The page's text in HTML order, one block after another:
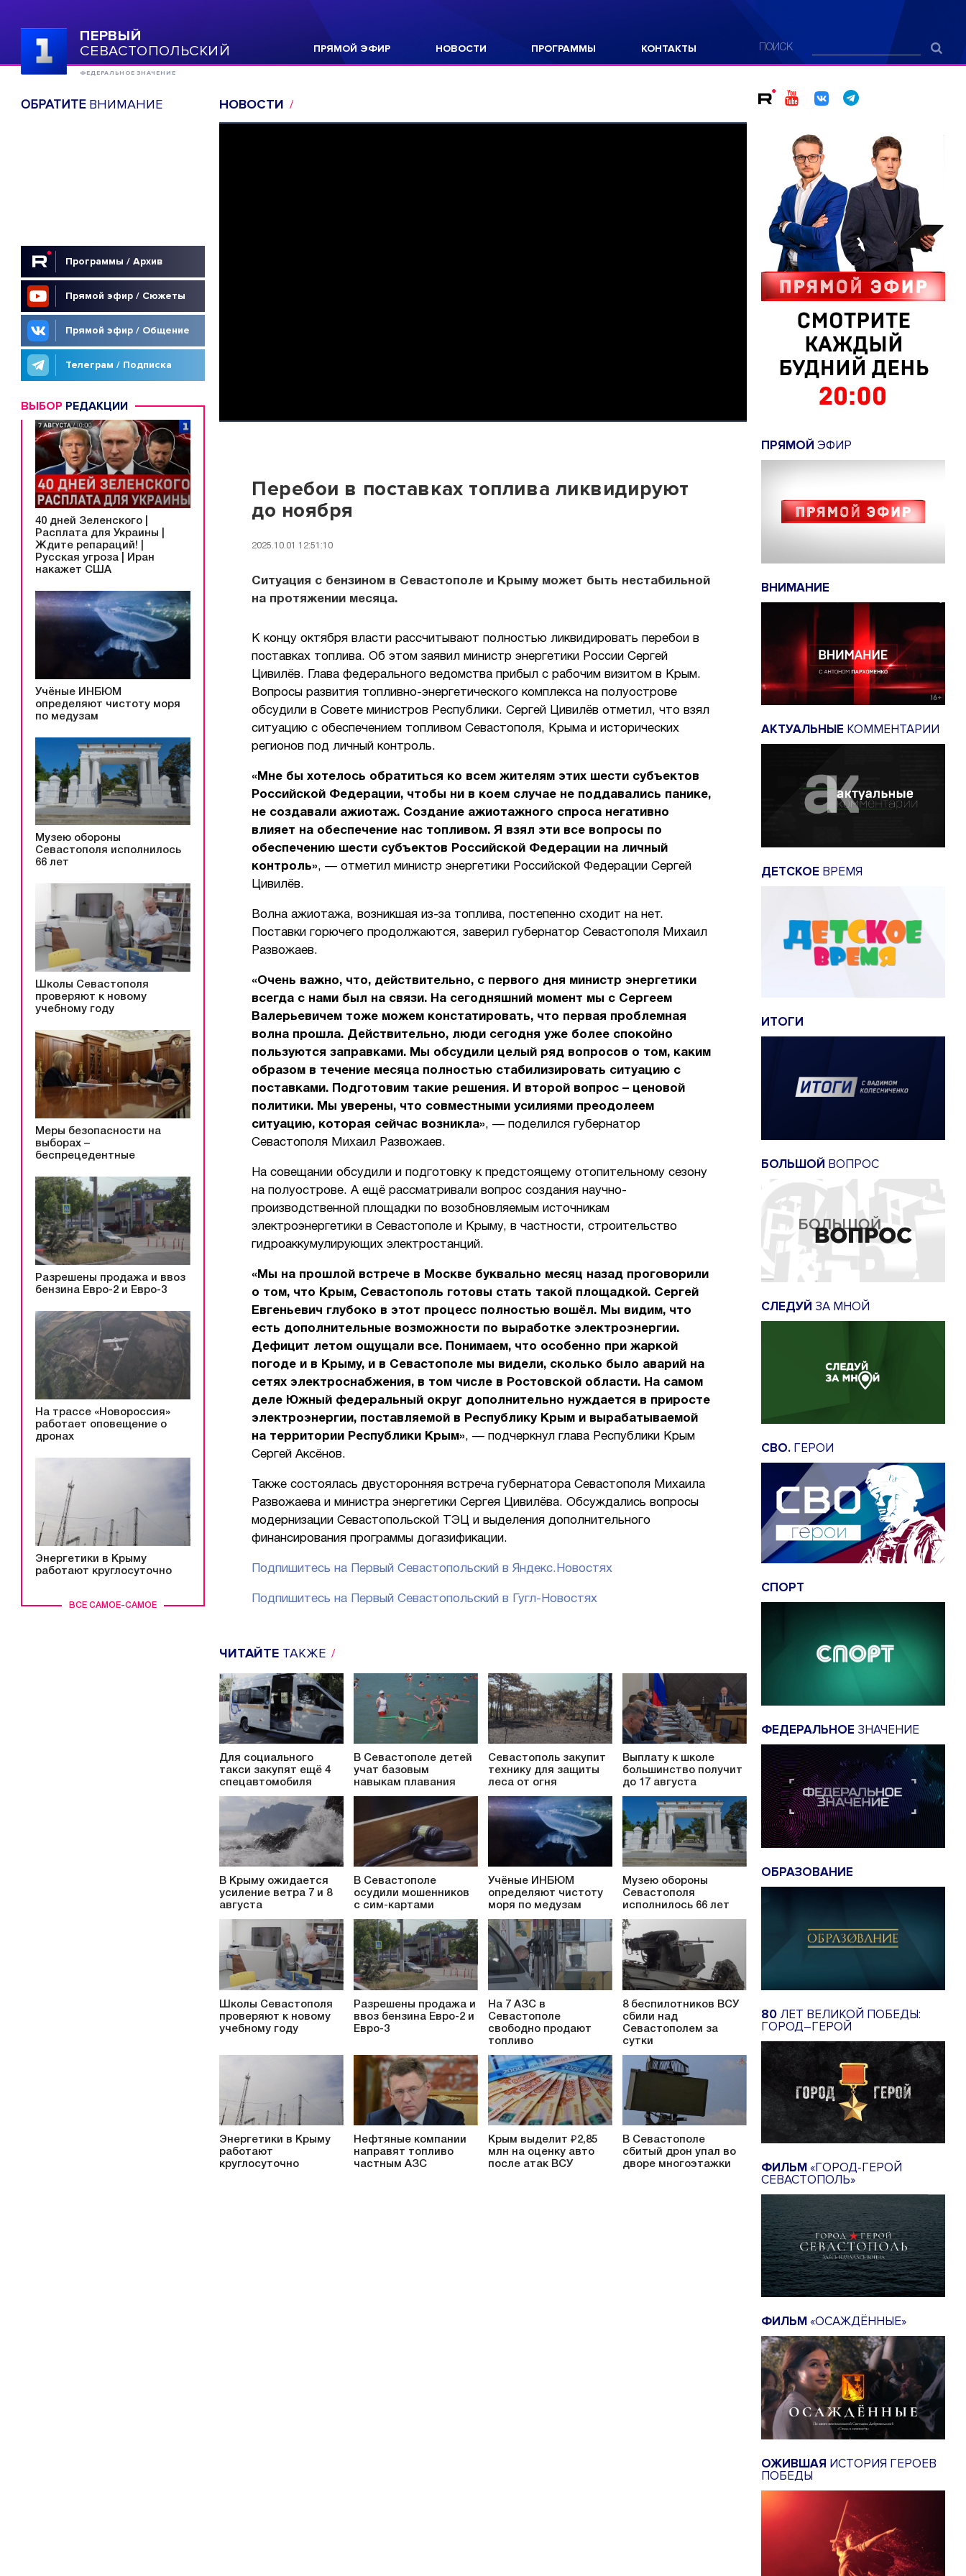
ПЕРВЫЙ
СЕВАСТОПОЛЬСКИЙ
ФЕДЕРАЛЬНОЕ ЗНАЧЕНИЕ
ПРЯМОЙ ЭФИР НОВОСТИ ПРОГРАММЫ КОНТАКТЫ ПОИСК
ОБРАТИТЕВНИМАНИЕ
Программы / Архив
Прямой эфир / Сюжеты
Прямой эфир / Общение
Телеграм / Подписка
ВЫБОР РЕДАКЦИИ
ВСЕ САМОЕ-САМОЕ
40 дней Зеленского |
Расплата для Украины |
Ждите репараций! |
Русская угроза | Иран
накажет США
Учёные ИНБЮМ
определяют чистоту моря
по медузам
Музею обороны
Севастополя исполнилось
66 лет
Школы Севастополя
проверяют к новому
учебному году
Меры безопасности на
выборах –
беспрецедентные
Разрешены продажа и ввоз
бензина Евро-2 и Евро-3
На трассе «Новороссия»
работает оповещение о
дронах
Энергетики в Крыму
работают круглосуточно
НОВОСТИ
Перебои в поставках топлива ликвидируют
до ноября
2025.10.01 12:51:10
Ситуация с бензином в Севастополе и Крыму может быть нестабильной
на протяжении месяца.
К концу октября власти рассчитывают полностью ликвидировать перебои в
поставках топлива. Об этом заявил министр энергетики России Сергей
Цивилёв. Глава федерального ведомства прибыл с рабочим визитом в Крым.
Вопросы развития топливно-энергетического комплекса на полуострове
обсудили в Совете министров Республики. Сергей Цивилёв отметил, что взял
ситуацию с обеспечением топливом Севастополя, Крыма и исторических
регионов под личный контроль.
«Мне бы хотелось обратиться ко всем жителям этих шести субъектов
Российской Федерации, чтобы ни в коем случае не поддавались панике,
не создавали ажиотаж. Создание ажиотажного спроса негативно
влияет на обеспечение нас топливом. Я взял эти все вопросы по
обеспечению шести субъектов Российской Федерации на личный
контроль», — отметил министр энергетики Российской Федерации Сергей
Цивилёв.
Волна ажиотажа, возникшая из-за топлива, постепенно сходит на нет.
Поставки горючего продолжаются, заверил губернатор Севастополя Михаил
Развожаев.
«Очень важно, что, действительно, с первого дня министр энергетики
всегда с нами был на связи. На сегодняшний момент мы с Сергеем
Валерьевичем тоже можем констатировать, что первая проблемная
волна прошла. Действительно, люди сегодня уже более спокойно
пользуются заправками. Мы обсудили целый ряд вопросов о том, каким
образом в течение месяца полностью стабилизировать ситуацию с
поставками. Подготовим такие решения. И второй вопрос – ценовой
политики. Мы уверены, что совместными усилиями преодолеем
ситуацию, которая сейчас возникла», — поделился губернатор
Севастополя Михаил Развожаев.
На совещании обсудили и подготовку к предстоящему отопительному сезону
на полуострове. А ещё рассматривали вопрос создания научно-
производственной площадки по возобновляемым источникам
электроэнергетики в Севастополе и Крыму, в частности, строительство
гидроаккумулирующих электростанций.
«Мы на прошлой встрече в Москве буквально месяц назад проговорили
о том, что Крым, Севастополь готовы стать такой площадкой. Сергей
Евгеньевич глубоко в этот процесс полностью вошёл. Мы видим, что
есть дополнительные возможности по выработке электроэнергии.
Дефицит летом ощущали все. Понимаем, что особенно при жаркой
погоде и в Крыму, и в Севастополе мы видели, сколько было аварий на
сетях электроснабжения, в том числе в Ростовской области. На самом
деле Южный федеральный округ дополнительно нуждается в приросте
электроэнергии, поставляемой в Республику Крым и вырабатываемой
на территории Республики Крым», — подчеркнул глава Республики Крым
Сергей Аксёнов.
Также состоялась двусторонняя встреча губернатора Севастополя Михаила
Развожаева и министра энергетики Сергея Цивилёва. Обсуждались вопросы
модернизации Севастопольской ТЭЦ и выделения дополнительного
финансирования программы догазификации.
Подпишитесь на Первый Севастопольский в Яндекс.Новостях
Подпишитесь на Первый Севастопольский в Гугл-Новостях
ЧИТАЙТЕ ТАКЖЕ
Для социального
такси закупят ещё 4
спецавтомобиля
В Севастополе детей
учат базовым
навыкам плавания
Севастополь закупит
технику для защиты
леса от огня
Выплату к школе
большинство получит
до 17 августа
В Крыму ожидается
усиление ветра 7 и 8
августа
В Севастополе
осудили мошенников
с сим-картами
Учёные ИНБЮМ
определяют чистоту
моря по медузам
Музею обороны
Севастополя
исполнилось 66 лет
Школы Севастополя
проверяют к новому
учебному году
Разрешены продажа и
ввоз бензина Евро-2 и
Евро-3
На 7 АЗС в
Севастополе
свободно продают
топливо
8 беспилотников ВСУ
сбили над
Севастополем за
сутки
Энергетики в Крыму
работают
круглосуточно
Нефтяные компании
направят топливо
частным АЗС
Крым выделит ₽2,85
млн на оценку авто
после атак ВСУ
В Севастополе
сбитый дрон упал во
дворе многоэтажки
ПРЯМОЙ ЭФИР
ВНИМАНИЕ
АКТУАЛЬНЫЕ КОММЕНТАРИИ
ДЕТСКОЕ ВРЕМЯ
ИТОГИ
БОЛЬШОЙ ВОПРОС
СЛЕДУЙ ЗА МНОЙ
СВО. ГЕРОИ
СПОРТ
ФЕДЕРАЛЬНОЕ ЗНАЧЕНИЕ
ОБРАЗОВАНИЕ
80 ЛЕТ ВЕЛИКОЙ ПОБЕДЫ:
ГОРОД–ГЕРОЙ
ФИЛЬМ«ГОРОД-ГЕРОЙ
СЕВАСТОПОЛЬ»
ФИЛЬМ«ОСАЖДЁННЫЕ»
ОЖИВШАЯ ИСТОРИЯ ГЕРОЕВ
ПОБЕДЫ